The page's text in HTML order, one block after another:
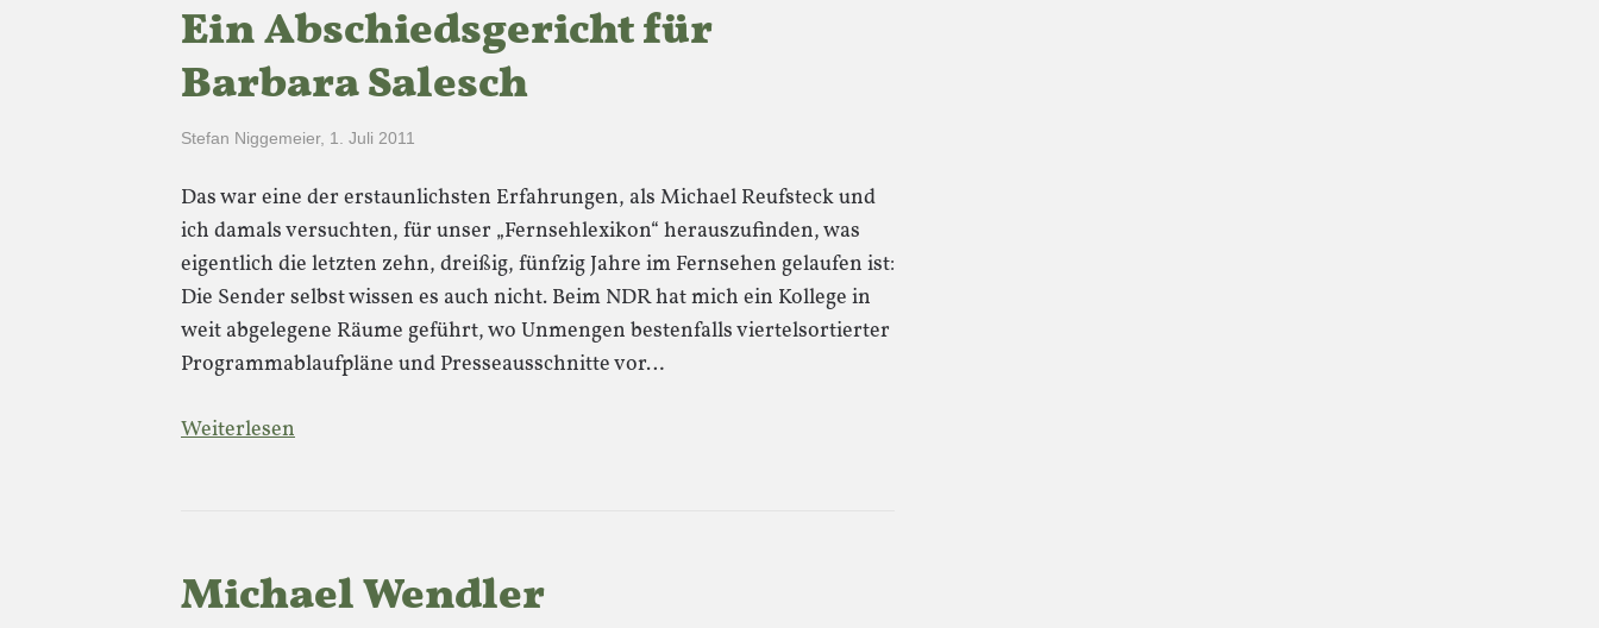
Ein Abschiedsgericht für
Barbara Salesch
Stefan Niggemeier, 1. Juli 2011
Das war eine der erstaunlichsten Erfahrungen, als Michael Reufsteck und
ich damals versuchten, für unser „Fernsehlexikon“ herauszufinden, was
eigentlich die letzten zehn, dreißig, fünfzig Jahre im Fernsehen gelaufen ist:
Die Sender selbst wissen es auch nicht. Beim NDR hat mich ein Kollege in
weit abgelegene Räume geführt, wo Unmengen bestenfalls viertelsortierter
Programmablaufpläne und Presseausschnitte vor…
Weiterlesen
Michael Wendler